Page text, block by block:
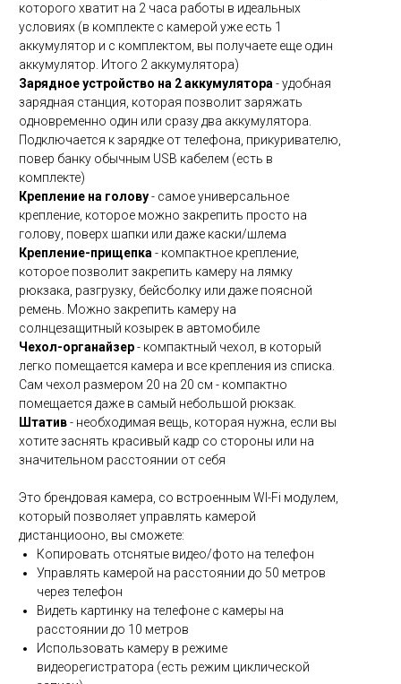
которого хватит на 2 часа работы в идеальных
условиях (в комплекте с камерой уже есть 1
аккумулятор и с комплектом, вы получаете еще один
аккумулятор. Итого 2 аккумулятора)
Зарядное устройство на 2 аккумулятора- удобная
зарядная станция, которая позволит заряжать
одновременно один или сразу два аккумулятора.
Подключается к зарядке от телефона, прикуривателю,
повер банку обычным USB кабелем (есть в
комплекте)
Крепление на голову- самое универсальное
крепление, которое можно закрепить просто на
голову, поверх шапки или даже каски/шлема
Крепление-прищепка- компактное крепление,
которое позволит закрепить камеру на лямку
рюкзака, разгрузку, бейсболку или даже поясной
ремень. Можно закрепить камеру на
солнцезащитный козырек в автомобиле
Чехол-органайзер- компактный чехол, в который
легко помещается камера и все крепления из списка.
Сам чехол размером 20 на 20 см - компактно
помещается даже в самый небольшой рюкзак.
Штатив- необходимая вещь, которая нужна, если вы
хотите заснять красивый кадр со стороны или на
значительном расстоянии от себя
Это брендовая камера, со встроенным WI-Fi модулем,
который позволяет управлять камерой
дистанциооно, вы сможете:
Копировать отснятые видео/фото на телефон
Управлять камерой на расстоянии до 50 метров
через телефон
Видеть картинку на телефоне с камеры на
расстоянии до 10 метров
Использовать камеру в режиме
видеорегистратора (есть режим циклической